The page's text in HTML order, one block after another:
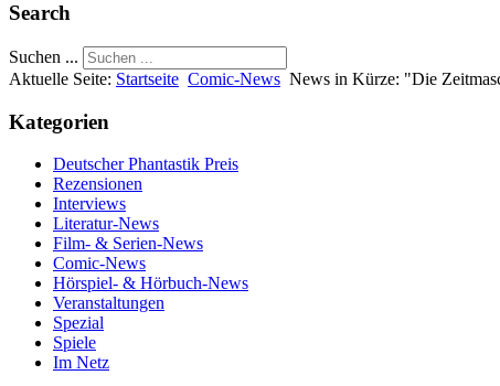
Search
Suchen ...
Aktuelle Seite: Startseite Comic-News News in Kürze: "Die
Kategorien
Deutscher Phantastik Preis
Rezensionen
Interviews
Literatur-News
Film- & Serien-News
Comic-News
Hörspiel- & Hörbuch-News
Veranstaltungen
Spezial
Spiele
Im Netz